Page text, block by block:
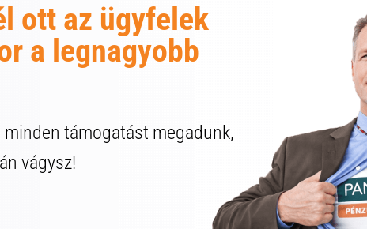
ott az ügyfelek
a legnagyobb
támogatást megadunk,
vágysz!